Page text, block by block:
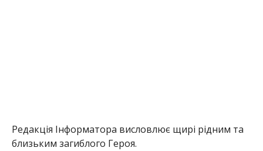
Редакція Інформатора висловлює щирі рідним та
близьким загиблого Героя.